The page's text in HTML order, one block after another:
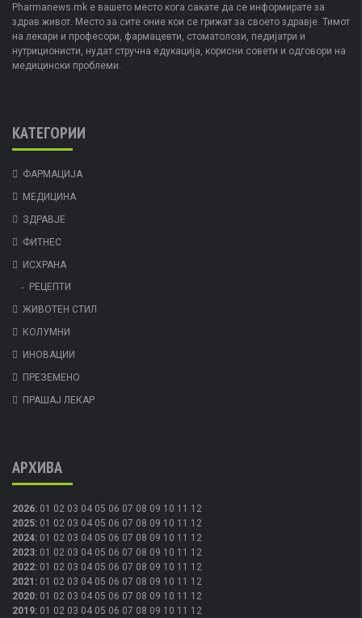
Pharmanews.mk е вашето место кога сакате да се информирате за
здрав живот. Место за сите оние кои се грижат за своето здравје. Тимот
на лекари и професори, фармацевти, стоматолози, педијатри и
нутриционисти, нудат стручна едукација, корисни совети и одговори на
медицински проблеми.
КАТЕГОРИИ
ФАРМАЦИЈА
МЕДИЦИНА
ЗДРАВЈЕ
ФИТНЕС
ИСХРАНА
РЕЦЕПТИ
ЖИВОТЕН СТИЛ
КОЛУМНИ
ИНОВАЦИИ
ПРЕЗЕМЕНО
ПРАШАЈ ЛЕКАР
АРХИВА
2026: 01 02 03 04 05 06 07 08 09 10 11 12
2025: 01 02 03 04 05 06 07 08 09 10 11 12
2024: 01 02 03 04 05 06 07 08 09 10 11 12
2023: 01 02 03 04 05 06 07 08 09 10 11 12
2022: 01 02 03 04 05 06 07 08 09 10 11 12
2021 : 01 02 03 04 05 06 07 08 09 10 11 12
2020: 01 02 03 04 05 06 07 08 09 10 11 12
2019: 01 02 03 04 05 06 07 08 09 10 11 12